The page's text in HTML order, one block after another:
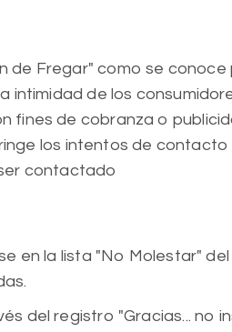
de Fregar" como se
intimidad de los
de cobranza o
los intentos de
contactado
en la lista "No Molestar"
del registro "Gracias... no